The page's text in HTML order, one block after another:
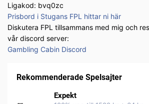
Ligakod: bvq0zc
Prisbord i Stugans FPL hittar ni här
Diskutera FPL tillsammans med mig och
vår discord server:
Gambling Cabin Discord
Rekommenderade Spelsajter
Expekt